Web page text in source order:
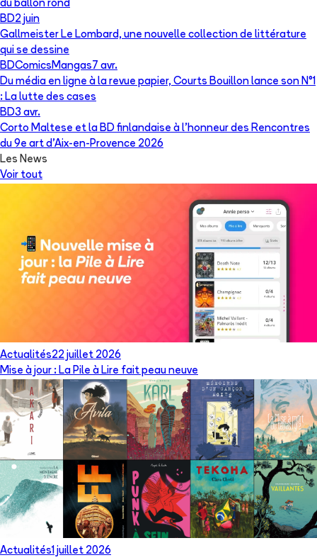
du ballon rond
BD2 juin
Gallmeister Le Lombard, une nouvelle collection de littérature
qui se dessine
BDComics Mangas 7 avr.
Du média en ligne à la revue papier, Courts Bouillon lance son N°1
: La lutte des cases
BD3 avr.
Corto Maltese et la BD finlandaise à l’honneur des Rencontres
du 9e art d’Aix-en-Provence 2026
Les News
Voir tout
Actualités22 juillet 2026
Mise à jour : La Pile à Lire fait peau neuve
Actualités1 juillet 2026